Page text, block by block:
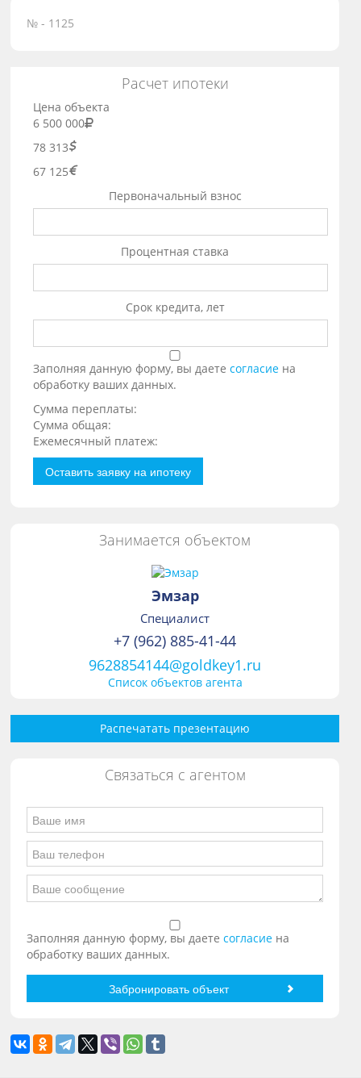
№ - 1125
Расчет ипотеки
Цена объекта
6 500 000
78 313
67 125
Первоначальный взнос
Процентная ставка
Срок кредита, лет
Заполняя данную форму, вы даетесогласие на
обработку ваших данных.
Сумма переплаты:
Сумма общая:
Ежемесячный платеж:
Оставить заявку на ипотеку
Занимается объектом
Эмзар
Специалист
+7 (962) 885-41-44
9628854144@goldkey1.ru
Список объектов агента
Распечатать презентацию
Связаться с агентом
Заполняя данную форму, вы даетесогласие на
обработку ваших данных.